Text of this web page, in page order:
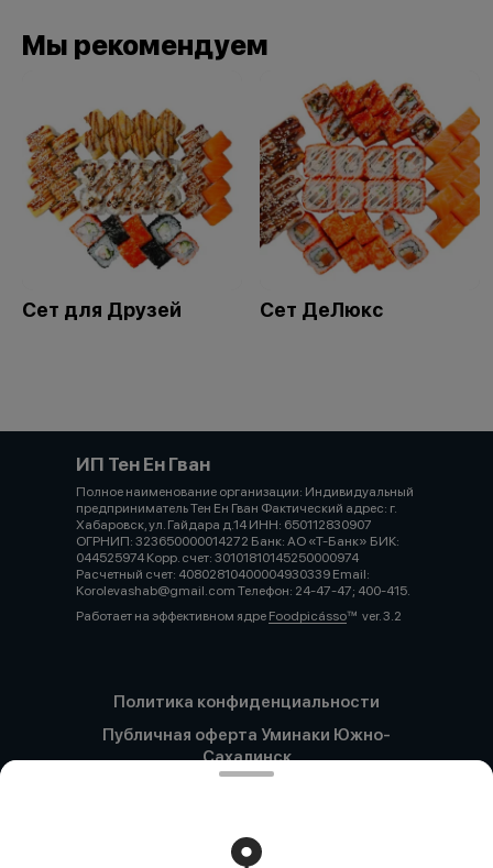
Мы рекомендуем
Сет для Друзей Сет ДеЛюкс
ИП Тен Ен Гван
Полное наименование организации: Индивидуальный
предприниматель Тен Ен Гван Фактический адрес: г.
Хабаровск, ул. Гайдара д.14 ИНН: 650112830907
ОГРНИП: 323650000014272 Банк: АО «Т-Банк» БИК:
044525974 Корр. счет: 30101810145250000974
Расчетный счет: 40802810400004930339 Email:
Korolevashab@gmail.com Телефон: 24-47-47; 400-415.
Работает на эффективном ядре Foodpicássover. 3.2
Политика конфиденциальности
Публичная оферта Уминаки Южно-
Сахалинск
Хабаровск